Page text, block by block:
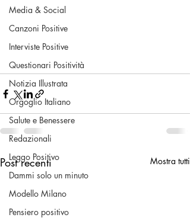
Media & Social
Canzoni Positive
Interviste Positive
Questionari Positività
Notizia Illustrata
Orgoglio Italiano
Salute e Benessere
Redazionali
Leggo Positivo
Dammi solo un minuto
Modello Milano
Pensiero positivo
Post recenti Mostra tutti